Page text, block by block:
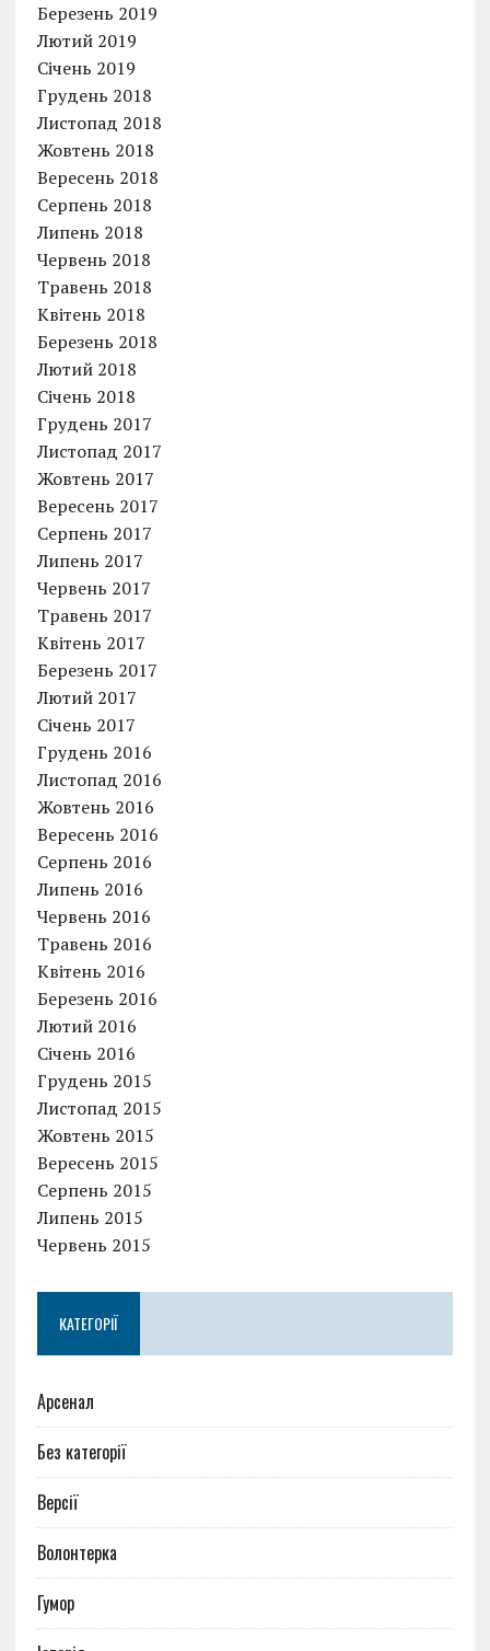
Березень 2019
Лютий 2019
Січень 2019
Грудень 2018
Листопад 2018
Жовтень 2018
Вересень 2018
Серпень 2018
Липень 2018
Червень 2018
Травень 2018
Квітень 2018
Березень 2018
Лютий 2018
Січень 2018
Грудень 2017
Листопад 2017
Жовтень 2017
Вересень 2017
Серпень 2017
Липень 2017
Червень 2017
Травень 2017
Квітень 2017
Березень 2017
Лютий 2017
Січень 2017
Грудень 2016
Листопад 2016
Жовтень 2016
Вересень 2016
Серпень 2016
Липень 2016
Червень 2016
Травень 2016
Квітень 2016
Березень 2016
Лютий 2016
Січень 2016
Грудень 2015
Листопад 2015
Жовтень 2015
Вересень 2015
Серпень 2015
Липень 2015
Червень 2015
КАТЕГОРІЇ
Арсенал
Без категорії
Версії
Волонтерка
Гумор